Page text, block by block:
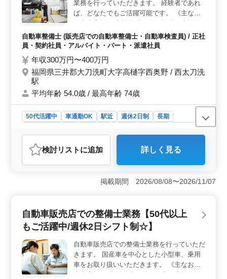
業務を行っていただきます。 経験者であれ
ば、どなたでもご活躍可能です。 《主なお
備 ・部品の交換、取り付け、補修 ＊50代以
上の方も積極採用中！ ＊週休2日シフト制で
お問い合わせください。 皆様のご応募、お
待ちしております！
自動車整備士 (販売店での自動車整備士・自動車検査員) / 正社
員・契約社員・アルバイト・パート・派遣社員
年収300万円〜400万円
福岡県三井郡大刀洗町大字高樋字西奥野 / 西太刀洗
駅
平均年齢 54.0歳 / 最高年齢 74歳
50代活躍中 車通勤OK 駅近 週休2日制
長期
派遣社員
自動車整備士
おすすめポイント
＜シニア層活躍中＞ 当社では、50代以上の方々が多数
活躍しています。豊富な経験や知識を持つシニア層が、
会社の中核を支える存在として重要な役割を果たしてい
制を導入し、仕事とプライベートのバランスを重視して
います。残業も少なめであり、自分の時間を大切にしな
とや、駅からのアクセスが良い点も、通勤のストレスを
軽減します。 ＜キャリアアップの機会＞ 経験豊富
な先輩方との知識共有や研修制度を通じて、技術や知識
の向上を図ることができます。さらに、年2回の賞与やキ
検討リスト に追加 詳しく見る
掲載期間 2026/08/08〜2026/11/07
自動車販売店での整備士業務【50代以上
もご活躍中/週休2日シフト制☆】
自動車販売店での整備士業務を行っていただ
きます。 国産車を中心とした小型車、乗用
車をお取り扱いいただきます。 《主なお仕